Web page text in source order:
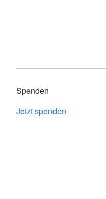
Spenden
Jetzt spenden